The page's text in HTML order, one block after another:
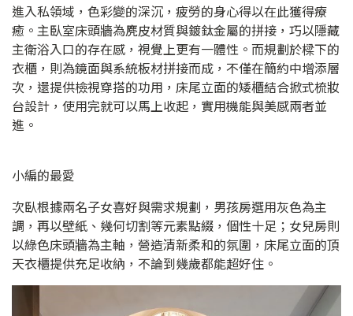
進入私領域，色彩變的深沉，疲勞的身心得以在此獲得療
癒。主臥室床頭牆為麂皮材質與鍍鈦金屬的拼接，巧以隱藏
主衛浴入口的存在感，視覺上更有一體性。而規劃於樑下的
衣櫃，則為鏡面與系統板材拼接而成，不僅在簡約中增添層
次，還提供檢視穿搭的功用，床尾立面的矮櫃結合掀式梳妝
台設計，使用完就可以馬上收起，實用機能與美感兩者並
進。
小編的最愛
次臥根據兩名子女喜好與需求規劃，男孩房選用灰色為主
調，再以壁紙、幾何切割等元素點綴，個性十足；女兒房則
以綠色床頭牆為主軸，營造清新柔和的氛圍，床尾立面的頂
天衣櫃提供充足收納，不論到幾歲都能超好住。